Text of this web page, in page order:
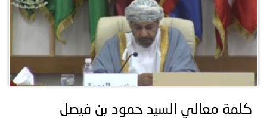
كلمة معالي السيد حمود بن فيصل